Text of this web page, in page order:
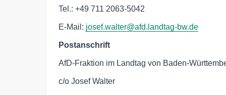
Tel.: +49 711 2063-5042
E-Mail: josef.walter@afd.landtag-bw.de
Postanschrift
AfD-Fraktion im Landtag von Baden-
c/o Josef Walter